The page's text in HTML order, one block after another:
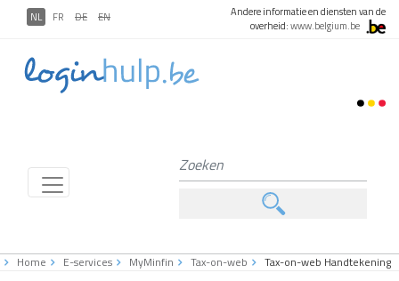
NL FR DE EN
Andere informatie en diensten van de
overheid:www.belgium.be
Home E-services MyMinfin Tax-on-web Tax-on-web Handtekening